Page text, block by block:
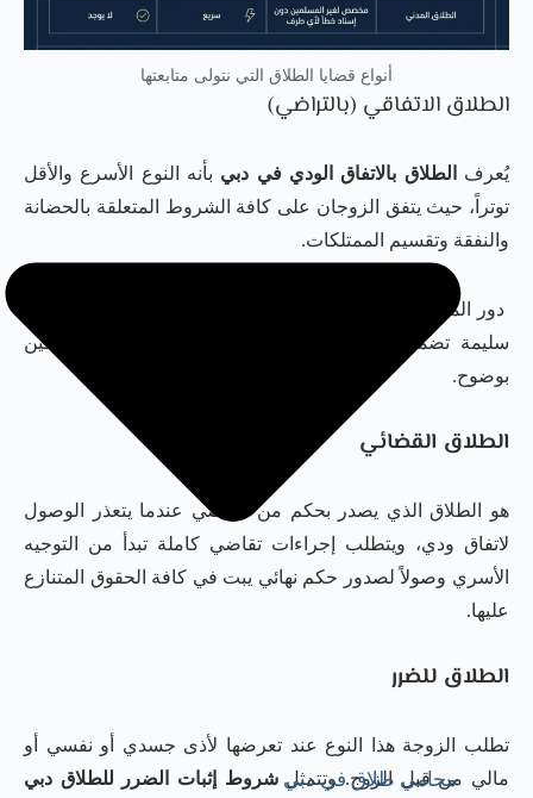
محامي طلاق في دبي
أنواع قضايا الطلاق التي نتولى متابعتها
الطلاق الاتفاقي (بالتراضي)
يُعرف الطلاق بالاتفاق الودي في دبي بأنه النوع الأسرع والأقل
توتراً، حيث يتفق الزوجان على كافة الشروط المتعلقة بالحضانة
والنفقة وتقسيم الممتلكات.
دور المحامي هنا يتركز على توثيق هذه الاتفاقات بصياغة قانونية
سليمة تضمن اعتمادها من المحكمة وحفظ حقوق الطرفين
بوضوح.
الطلاق القضائي
هو الطلاق الذي يصدر بحكم من القاضي عندما يتعذر الوصول
لاتفاق ودي، ويتطلب إجراءات تقاضي كاملة تبدأ من التوجيه
الأسري وصولاً لصدور حكم نهائي يبت في كافة الحقوق المتنازع
عليها.
الطلاق للضرر
تطلب الزوجة هذا النوع عند تعرضها لأذى جسدي أو نفسي أو
مالي من قبل الزوج. وتتمثلشروط إثبات الضرر للطلاق دبي